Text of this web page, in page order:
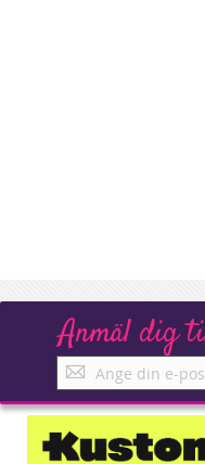
Anmäl dig
Anmäl
dig
till
vårt
nyhetsbrev!